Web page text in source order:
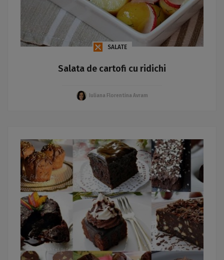
SALATE
Salata de cartofi cu ridichi
Iuliana Florentina Avram